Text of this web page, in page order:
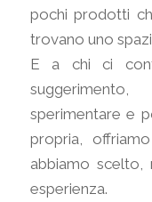
pochi prodotti
trovano uno
E a chi ci
sperimentare e
propria,
abbiamo scelto,
esperienza.